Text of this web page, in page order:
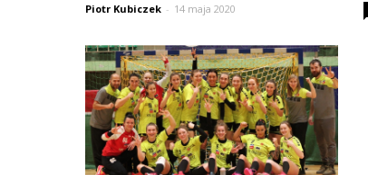
Piotr Kubiczek - 14 maja 2020